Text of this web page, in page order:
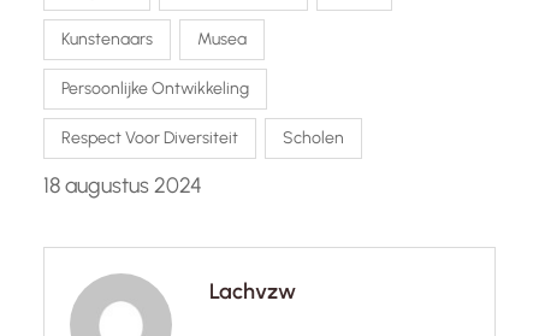
Kunstenaars Musea
Persoonlijke Ontwikkeling
Respect Voor Diversiteit Scholen
18 augustus 2024
Lachvzw